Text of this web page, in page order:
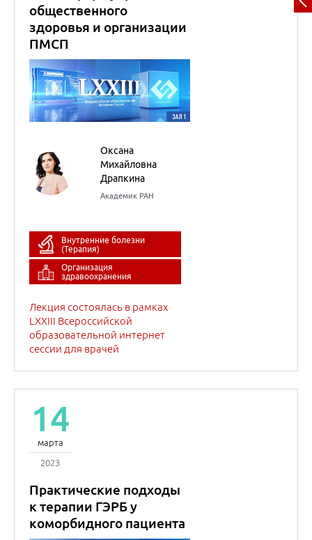
Академик РАН
Организация
здравоохранения
Лекция состоялась в рамках
сессии для врачей
14
марта
2023
к терапии ГЭРБ у
коморбидного пациента
Гастроэнтерология